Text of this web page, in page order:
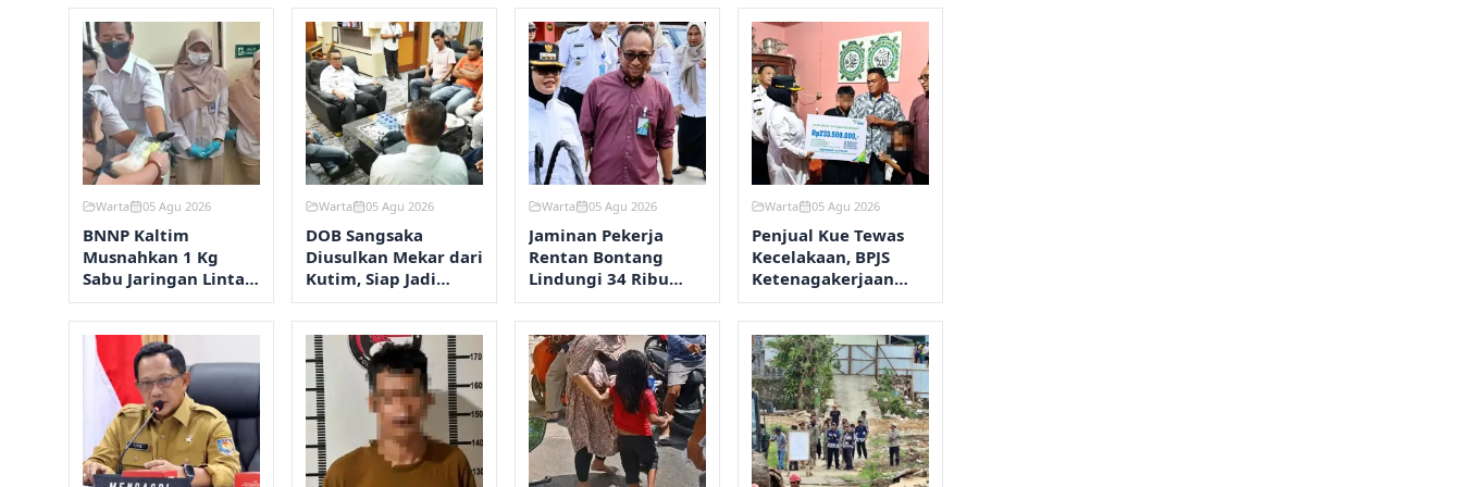
Warta 05 Agu 2026
BNNP Kaltim
Musnahkan 1 Kg
Sabu Jaringan Lintas
Provinsi
Warta 05 Agu 2026
DOB Sangsaka
Diusulkan Mekar dari
Kutim, Siap Jadi
Penyangga IKN
Warta 05 Agu 2026
Jaminan Pekerja
Rentan Bontang
Lindungi 34 Ribu
Warga, Klaim
Tembus Rp2,7 Miliar
Warta 05 Agu 2026
Penjual Kue Tewas
Kecelakaan, BPJS
Ketenagakerjaan
Bontang Kucurkan
Santunan Rp233,5
Juta